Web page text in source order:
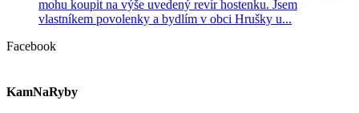
mohu koupit na výše uvedený revír hostenku. Jsem
vlastníkem povolenky a bydlím v obci Hrušky u...
Facebook
KamNaRyby